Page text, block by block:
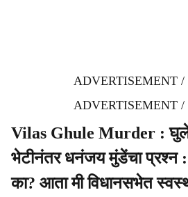
ADVERTISEMENT
ADVERTISEMENT
Vilas Ghule Murder : घुले
भेटीनंतर धनंजय मुंडेंचा प्रश्न :
का? आता मी विधानसभेत